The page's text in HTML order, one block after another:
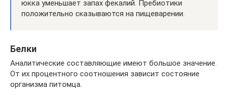
юкка уменьшает запах фекалий. Пребиотики
положительно сказываются на пищеварении.
Белки
Аналитические составляющие имеют большое значение.
От их процентного соотношения зависит состояние
организма питомца.